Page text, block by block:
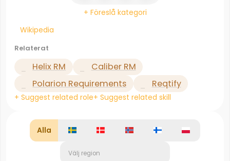
+ Föreslå kategori
Wikipedia
Relaterat
Helix RM
Caliber RM
Polarion Requirements
Reqtify
+ Suggest related role+ Suggest related skill
Alla
Välj region